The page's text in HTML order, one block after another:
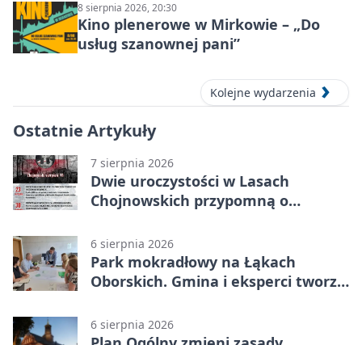
8 sierpnia 2026, 20:30
Kino plenerowe w Mirkowie – „Do
usług szanownej pani”
Kolejne wydarzenia
Ostatnie Artykuły
7 sierpnia 2026
Dwie uroczystości w Lasach
Chojnowskich przypomną o
6 sierpnia 2026
Park mokradłowy na Łąkach
Oborskich. Gmina i eksperci tworzą
6 sierpnia 2026